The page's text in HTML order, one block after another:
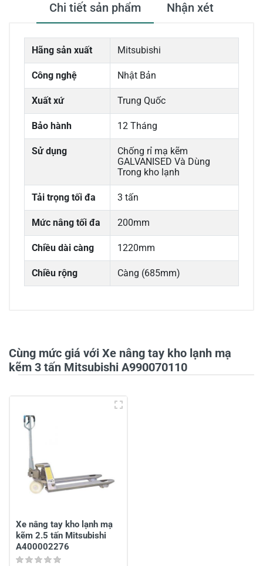
Chi tiết sản phẩm Nhận xét
Hãng sản xuất Mitsubishi
Công nghệ Nhật Bản
Xuất xứ Trung Quốc
Bảo hành 12 Tháng
Sử dụng
Chống rỉ mạ kẽm
GALVANISED Và Dùng
Trong kho lạnh
Tải trọng tối đa 3 tấn
Mức nâng tối đa 200mm
Chiều dài càng 1220mm
Chiều rộng Càng (685mm)
Viết nhận xét của bạn
Cùng mức giá với Xe nâng tay kho lạnh mạ
kẽm 3 tấn Mitsubishi A990070110
Xe nâng tay kho lạnh mạ
kẽm 2.5 tấn Mitsubishi
A400002276